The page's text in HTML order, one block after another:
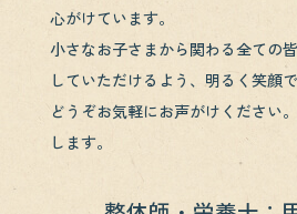
心がけています。
小さなお子さまから関わる全ての
していただけるよう、明るく笑顔
どうぞお気軽にお声がけください
します。